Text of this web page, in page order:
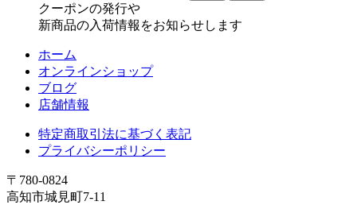
クーポンの発行や
新商品の入荷情報をお知らせします
ホーム
オンラインショップ
ブログ
店舗情報
特定商取引法に基づく表記
プライバシーポリシー
〒780-0824
高知市城見町7-11